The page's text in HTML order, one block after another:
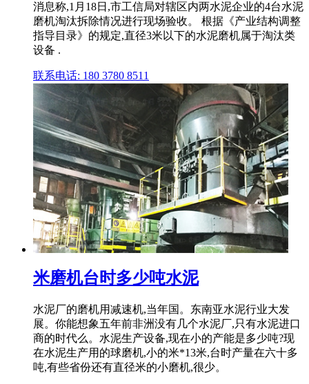
消息称,1月18日,市工信局对辖区内两水泥企业的4台水泥
磨机淘汰拆除情况进行现场验收。 根据《产业结构调整
指导目录》的规定,直径3米以下的水泥磨机属于淘汰类
设备 .
联系电话: 180 3780 8511
米磨机台时多少吨水泥
水泥厂的磨机用减速机,当年国。东南亚水泥行业大发
展。你能想象五年前非洲没有几个水泥厂,只有水泥进口
商的时代么。水泥生产设备,现在小的产能是多少吨?现
在水泥生产用的球磨机,小的米*13米,台时产量在六十多
吨,有些省份还有直径米的小磨机,很少。